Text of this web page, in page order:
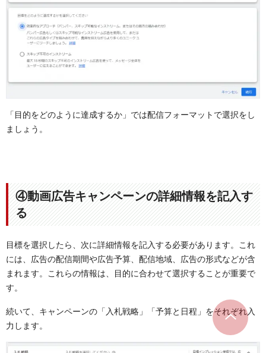
「目的をどのように達成するか」では配信フォーマットで選択をし
ましょう。
④動画広告キャンペーンの詳細情報を記入す
る
目標を選択したら、次に詳細情報を記入する必要があります。これ
には、広告の配信期間や広告予算、配信地域、広告の形式などが含
まれます。これらの情報は、目的に合わせて選択することが重要で
す。
続いて、キャンペーンの「入札戦略」「予算と日程」をそれぞれ入
力します。